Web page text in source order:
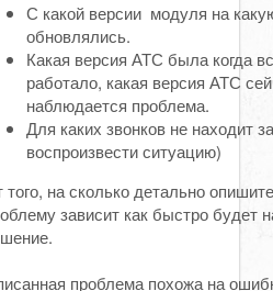
С какой версии модуля на
обновлялись.
Какая версия АТС была когда
работало, какая версия АТС
наблюдается проблема.
Для каких звонков не находит
воспроизвести ситуацию)
того, на сколько детально опишите
зависит как быстро будет
проблема похожа на